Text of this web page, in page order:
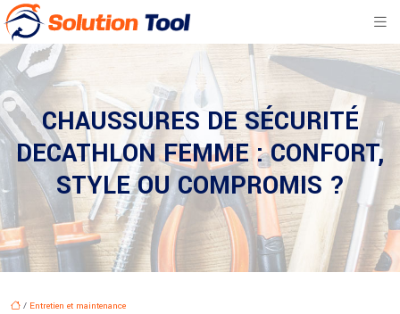
CHAUSSURES DE SÉCURITÉ
DECATHLON FEMME : CONFORT,
STYLE OU COMPROMIS ?
/ Entretien et maintenance